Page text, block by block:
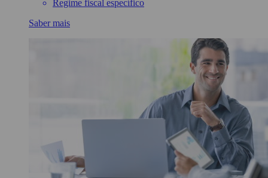
Regime fiscal específico
Saber mais